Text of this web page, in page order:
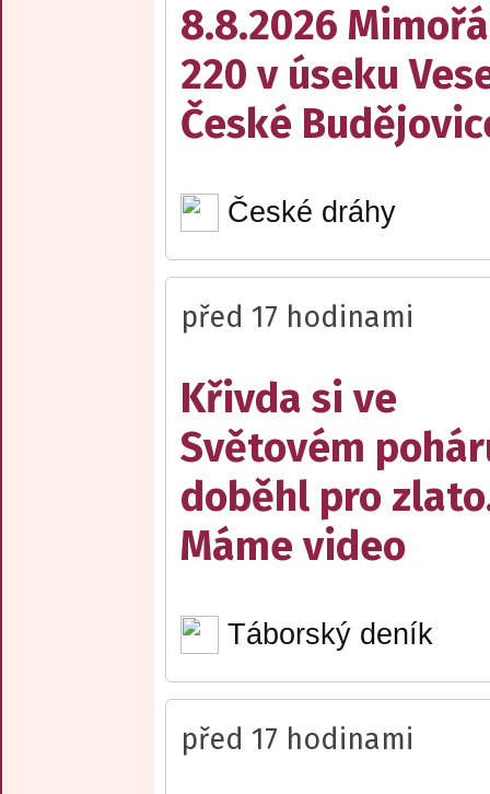
8.8.2026
220 v úseku
České
České dráhy
před 17 hodinami
Křivda si ve
Světovém
doběhl pro
Máme video
Táborský deník
před 17 hodinami